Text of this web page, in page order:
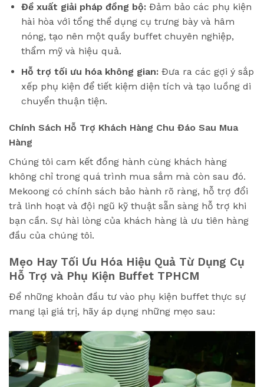
Đề xuất giải pháp đồng bộ:Đảm bảo các phụ kiện
hài hòa với tổng thể dụng cụ trưng bày và hâm
nóng, tạo nên một quầy buffet chuyên nghiệp,
thẩm mỹ và hiệu quả.
Hỗ trợ tối ưu hóa không gian:Đưa ra các gợi ý sắp
xếp phụ kiện để tiết kiệm diện tích và tạo luồng di
chuyển thuận tiện.
Chính Sách Hỗ Trợ Khách Hàng Chu Đáo Sau Mua
Hàng
Chúng tôi cam kết đồng hành cùng khách hàng
không chỉ trong quá trình mua sắm mà còn sau đó.
Mekoong có chính sách bảo hành rõ ràng, hỗ trợ đổi
trả linh hoạt và đội ngũ kỹ thuật sẵn sàng hỗ trợ khi
bạn cần. Sự hài lòng của khách hàng là ưu tiên hàng
đầu của chúng tôi.
Mẹo Hay Tối Ưu Hóa Hiệu Quả Từ Dụng Cụ
Hỗ Trợ và Phụ Kiện Buffet TPHCM
Để những khoản đầu tư vào phụ kiện buffet thực sự
mang lại giá trị, hãy áp dụng những mẹo sau: